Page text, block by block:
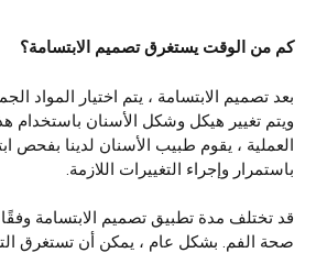
كم من الوقت يستغرق تصميم الابتسامة؟
بعد تصميم الابتسامة ، يتم اختيار المواد
ويتم تغيير هيكل وشكل الأسنان باستخدام
العملية ، يقوم طبيب الأسنان لدينا بفحص
باستمرار وإجراء التغييرات اللازمة.
قد تختلف مدة تطبيق تصميم الابتسامة
صحة الفم. بشكل عام ، يمكن أن تستغرق